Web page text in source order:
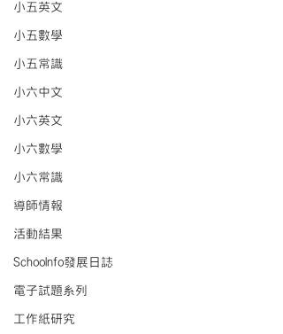
小五英文
小五數學
小五常識
小六中文
小六英文
小六數學
小六常識
導師情報
活動結果
Schoolnfo發展日誌
電子試題系列
工作紙研究